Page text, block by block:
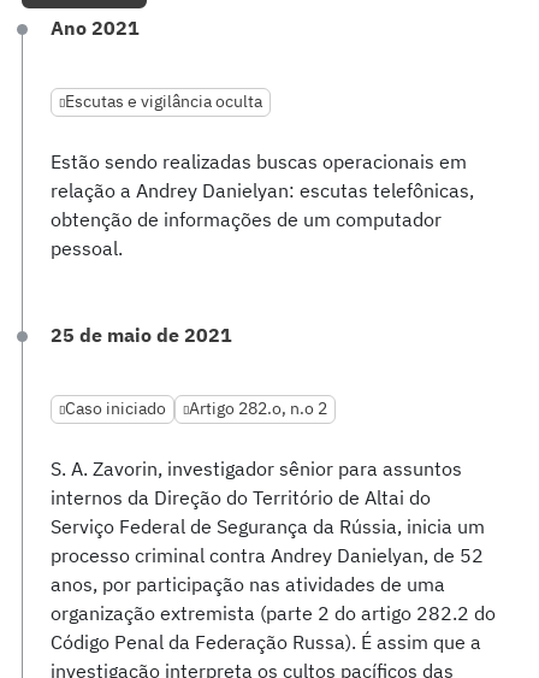
Ano 2021
Escutas e vigilância oculta
Estão sendo realizadas buscas operacionais em
relação a Andrey Danielyan: escutas telefônicas,
obtenção de informações de um computador
pessoal.
25 de maio de 2021
Caso iniciado Artigo 282.o, n.o 2
S. A. Zavorin, investigador sênior para assuntos
internos da Direção do Território de Altai do
Serviço Federal de Segurança da Rússia, inicia um
processo criminal contra Andrey Danielyan, de 52
anos, por participação nas atividades de uma
organização extremista (parte 2 do artigo 282.2 do
Código Penal da Federação Russa). É assim que a
investigação interpreta os cultos pacíficos das